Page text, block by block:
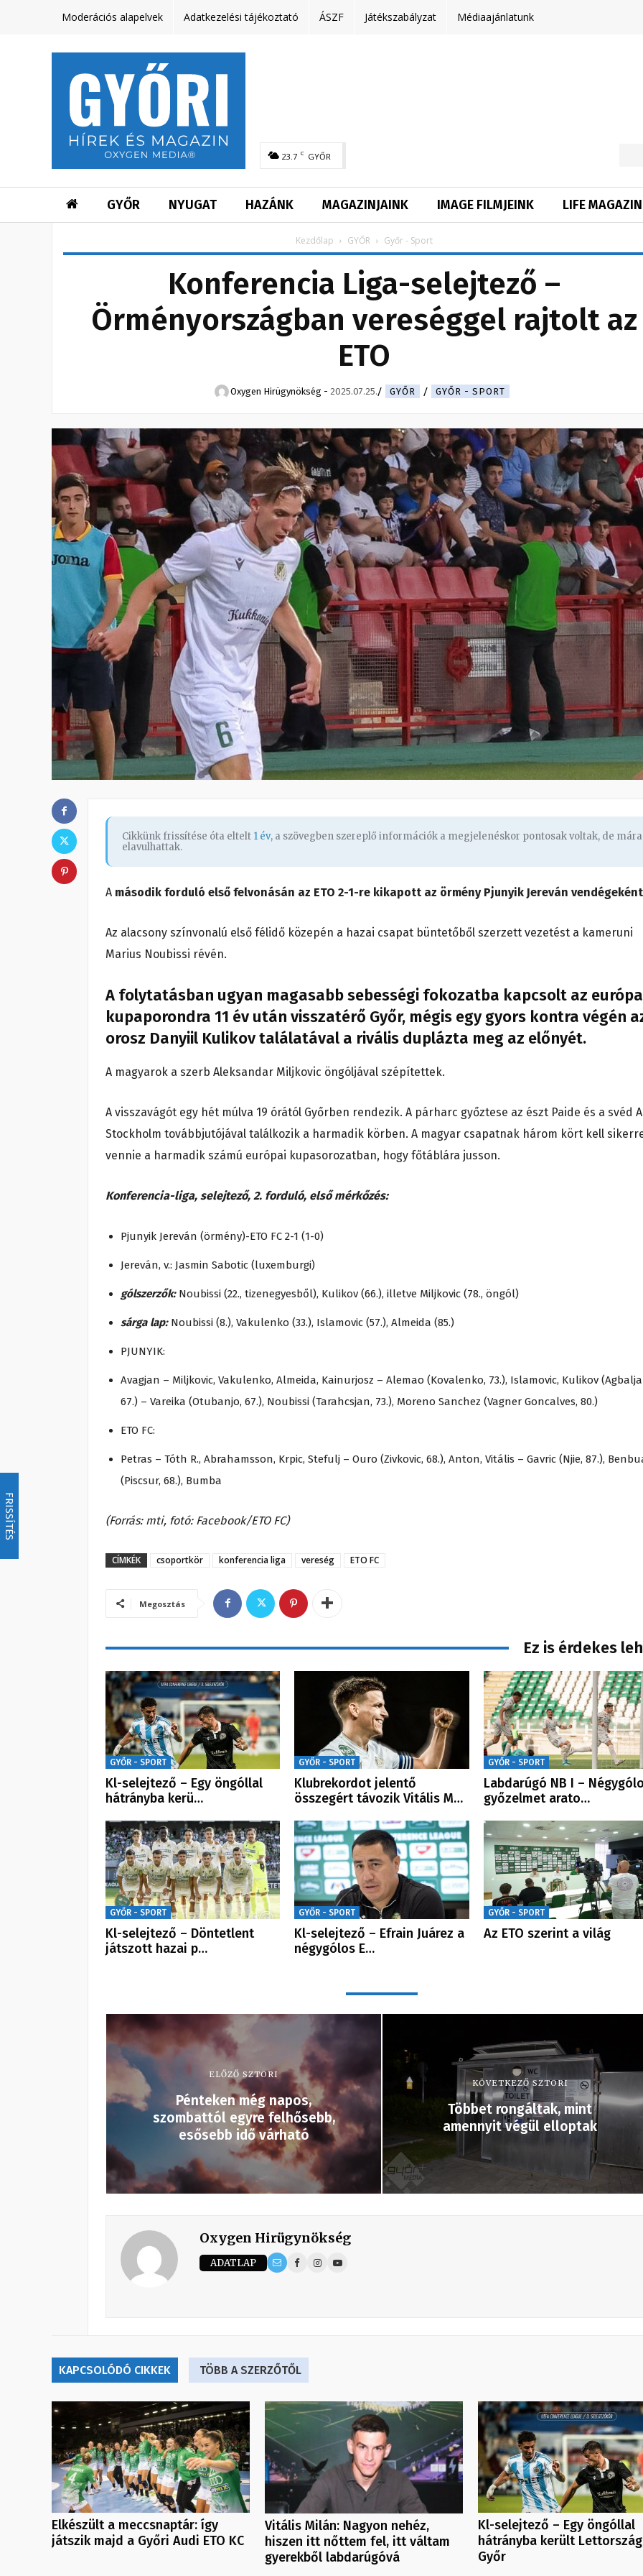
FRISSÍTÉS
Moderációs alapelvek Adatkezelési tájékoztató ÁSZF Játékszabályzat Médiaajánlatunk
23.7 C GYŐR
GYŐR NYUGAT HAZÁNK MAGAZINJAINK IMAGE FILMJEINK LIFE MAGAZIN
Kezdőlap GYŐR Győr - Sport
Konferencia Liga-selejtező –
Örményországban vereséggel rajtolt az
ETO
Oxygen Hirügynökség - 2025.07.25. GYŐR GYŐR - SPORT
Cikkünk frissítése óta eltelt 1 év, a szövegben szereplő információk a megjelenéskor pontosak voltak, de mára
elavulhattak.
A második forduló első felvonásán az ETO 2-1-re kikapott az örmény Pjunyik Jereván
Az alacsony színvonalú első félidő közepén a hazai csapat büntetőből szerzett vezetést a kameruni
Marius Noubissi révén.
A folytatásban ugyan magasabb sebességi fokozatba kapcsolt az
kupaporondra 11 év után visszatérő Győr, mégis egy gyors kontra végén
orosz Danyiil Kulikov találatával a rivális duplázta meg az előnyét.
A magyarok a szerb Aleksandar Miljkovic öngóljával szépítettek.
A visszavágót egy hét múlva 19 órától Győrben rendezik. A párharc győztese az észt Paide és a svéd
Stockholm továbbjutójával találkozik a harmadik körben. A magyar csapatnak három kört kell
vennie a harmadik számú európai kupasorozatban, hogy főtáblára jusson.
Konferencia-liga, selejtező, 2. forduló, első mérkőzés:
Pjunyik Jereván (örmény)-ETO FC 2-1 (1-0)
Jereván, v.: Jasmin Sabotic (luxemburgi)
gólszerzők:Noubissi (22., tizenegyesből), Kulikov (66.), illetve Miljkovic (78., öngól)
sárga lap:Noubissi (8.), Vakulenko (33.), Islamovic (57.), Almeida (85.)
PJUNYIK:
Avagjan – Miljkovic, Vakulenko, Almeida, Kainurjosz – Alemao (Kovalenko, 73.), Islamovic, Kulikov
67.) – Vareika (Otubanjo, 67.), Noubissi (Tarahcsjan, 73.), Moreno Sanchez (Vagner Goncalves, 80.)
ETO FC:
Petras – Tóth R., Abrahamsson, Krpic, Stefulj – Ouro (Zivkovic, 68.), Anton, Vitális – Gavric (Njie, 87.),
(Piscsur, 68.), Bumba
(Forrás: mti, fotó: Facebook/ETO FC)
CÍMKÉK csoportkör konferencia liga vereség ETO FC
Megosztás
Ez is érdekes
GYŐR - SPORT
Kl-selejtező – Egy öngóllal
hátrányba kerü…
GYŐR - SPORT
Klubrekordot jelentő
összegért távozik Vitális M…
GYŐR - SPORT
Labdarúgó NB I –
győzelmet arato…
GYŐR - SPORT
Kl-selejtező – Döntetlent
játszott hazai p…
GYŐR - SPORT
Kl-selejtező – Efrain Juárez a
négygólos E…
GYŐR - SPORT
Az ETO szerint a világ
ELŐZŐ SZTORI
Pénteken még napos,
szombattól egyre felhősebb,
esősebb idő várható
KÖVETKEZŐ SZTORI
Többet rongáltak, mint
amennyit végül elloptak
Oxygen Hirügynökség
ADATLAP
KAPCSOLÓDÓ CIKKEK TÖBB A SZERZŐTŐL
Elkészült a meccsnaptár: így
játszik majd a Győri Audi ETO KC
Vitális Milán: Nagyon nehéz,
hiszen itt nőttem fel, itt váltam
gyerekből labdarúgóvá
Kl-selejtező – Egy öngóllal
hátrányba került
Győr